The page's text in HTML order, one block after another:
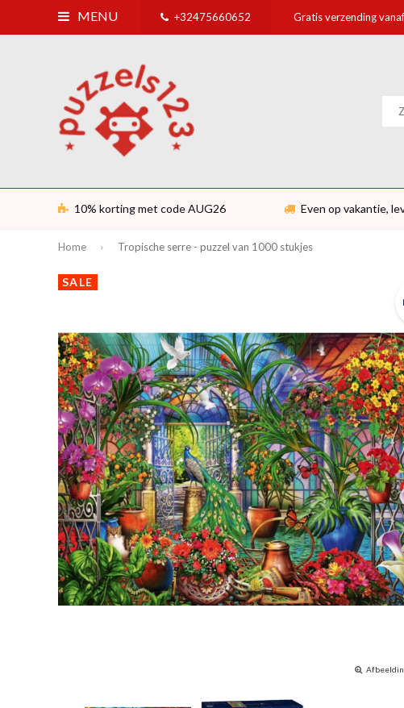
MENU +32475660652 Gratis verzending
10% korting met code AUG26 Even op vakantie,
Home Tropische serre - puzzel van 1000 stukjes
SALE